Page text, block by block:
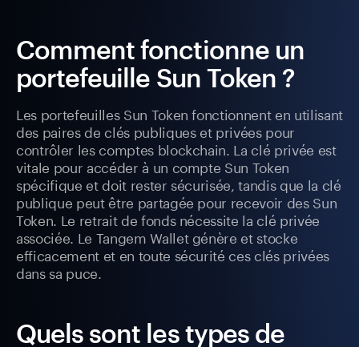
Comment fonctionne un
portefeuille Sun Token ?
Les portefeuilles Sun Token fonctionnent en utilisant
des paires de clés publiques et privées pour
contrôler les comptes blockchain. La clé privée est
vitale pour accéder à un compte Sun Token
spécifique et doit rester sécurisée, tandis que la clé
publique peut être partagée pour recevoir des Sun
Token. Le retrait de fonds nécessite la clé privée
associée. Le Tangem Wallet génère et stocke
efficacement et en toute sécurité ces clés privées
dans sa puce.
Quels sont les types de